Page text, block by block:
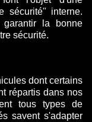
sécurité" interne.
garantir la bonne
sécurité.
dont certains
répartis dans nos
tous types de
savent s'adapter